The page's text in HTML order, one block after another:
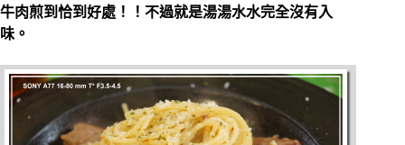
牛肉煎到恰到好處！！不過就是湯湯水水完全沒有入
味。